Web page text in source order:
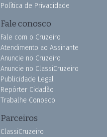
Política de Privacidade
Fale conosco
Fale com o Cruzeiro
Atendimento ao Assinante
Anuncie no Cruzeiro
Anuncie no ClassiCruzeiro
Publicidade Legal
Repórter Cidadão
Trabalhe Conosco
Parceiros
ClassiCruzeiro